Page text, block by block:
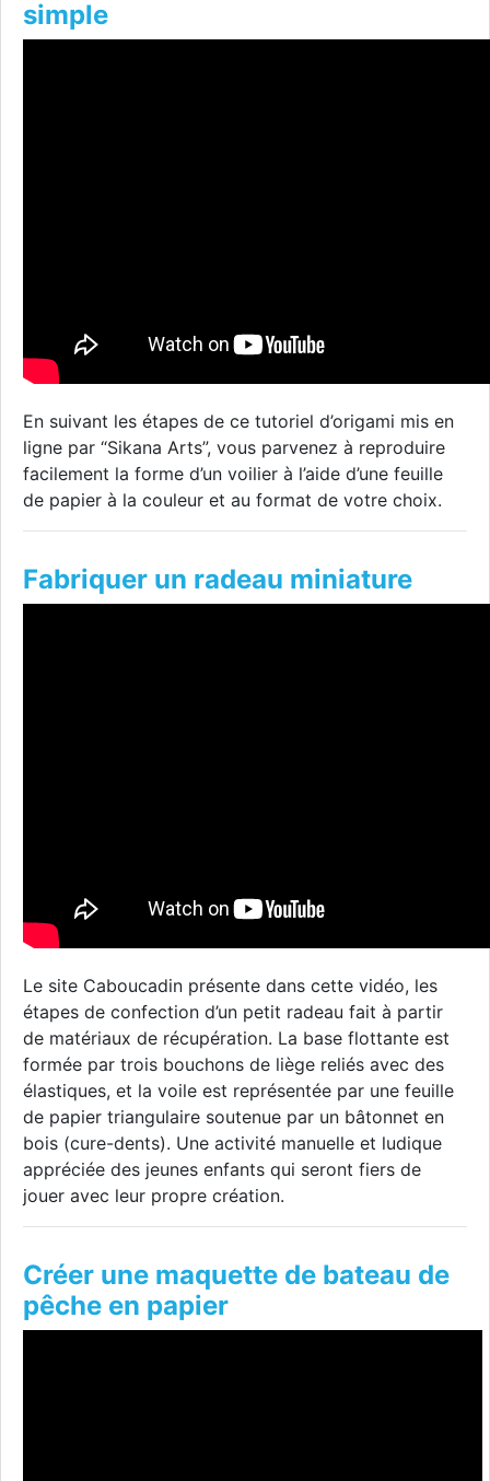
simple
En suivant les étapes de ce tutoriel d’origami mis en
ligne par “Sikana Arts”, vous parvenez à reproduire
facilement la forme d’un voilier à l’aide d’une feuille
de papier à la couleur et au format de votre choix.
Fabriquer un radeau miniature
Le site Caboucadin présente dans cette vidéo, les
étapes de confection d’un petit radeau fait à partir
de matériaux de récupération. La base flottante est
formée par trois bouchons de liège reliés avec des
élastiques, et la voile est représentée par une feuille
de papier triangulaire soutenue par un bâtonnet en
bois (cure-dents). Une activité manuelle et ludique
appréciée des jeunes enfants qui seront fiers de
jouer avec leur propre création.
Créer une maquette de bateau de
pêche en papier